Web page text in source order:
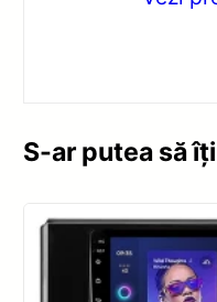
S-ar putea să